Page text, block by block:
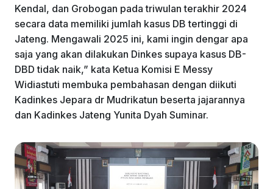
Kendal, dan Grobogan pada triwulan terakhir 2024
secara data memiliki jumlah kasus DB tertinggi di
Jateng. Mengawali 2025 ini, kami ingin dengar apa
saja yang akan dilakukan Dinkes supaya kasus DB-
DBD tidak naik,” kata Ketua Komisi E Messy
Widiastuti membuka pembahasan dengan diikuti
Kadinkes Jepara dr Mudrikatun beserta jajarannya
dan Kadinkes Jateng Yunita Dyah Suminar.